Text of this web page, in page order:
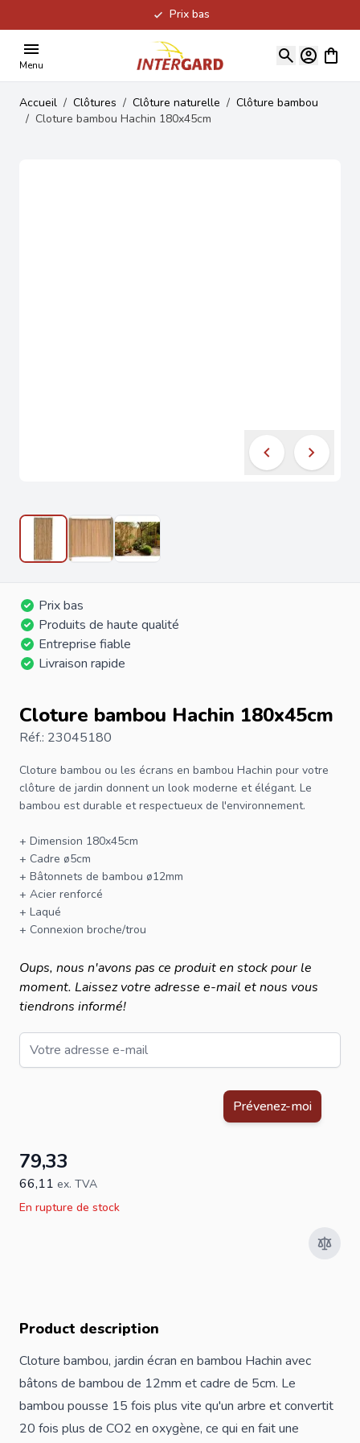
Prix bas
Menu
Voir
Accueil / Clôtures / Clôture naturelle / Clôture bambou
/ Cloture bambou Hachin 180x45cm
Prix bas
Produits de haute qualité
Entreprise fiable
Livraison rapide
Cloture bambou Hachin 180x45cm
Réf.: 23045180
Cloture bambou ou les écrans en bambou Hachin pour votre
clôture de jardin donnent un look moderne et élégant. Le
bambou est durable et respectueux de l'environnement.
+ Dimension 180x45cm
+ Cadre ø5cm
+ Bâtonnets de bambou ø12mm
+ Acier renforcé
+ Laqué
+ Connexion broche/trou
Oups, nous n'avons pas ce produit en stock pour le
moment. Laissez votre adresse e-mail et nous vous
tiendrons informé!
Email
Ce formulaire est protégé par reCAPTCHA - laPolitique de
Prévenez-moi
79,33
66,11 ex. TVA
En rupture de stock
Product description
Cloture bambou, jardin écran en bambou Hachin avec
bâtons de bambou de 12mm et cadre de 5cm. Le
bambou pousse 15 fois plus vite qu'un arbre et convertit
20 fois plus de CO2 en oxygène, ce qui en fait une